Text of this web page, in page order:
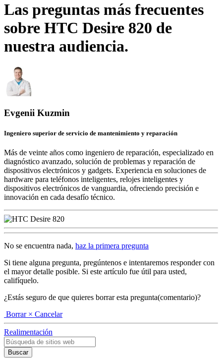
Las preguntas más frecuentes
sobre HTC Desire 820 de
nuestra audiencia.
Evgenii Kuzmin
Ingeniero superior de servicio de mantenimiento y reparación
Más de veinte años como ingeniero de reparación, especializado en
diagnóstico avanzado, solución de problemas y reparación de
dispositivos electrónicos y gadgets. Experiencia en soluciones de
hardware para teléfonos inteligentes, relojes inteligentes y
dispositivos electrónicos de vanguardia, ofreciendo precisión e
innovación en cada desafío técnico.
No se encuentra nada, haz la primera pregunta
Si tiene alguna pregunta, pregúntenos e intentaremos responder con
el mayor detalle posible. Si este artículo fue útil para usted,
califíquelo.
¿Estás seguro de que quieres borrar esta pregunta(comentario)?
Borrar × Cancelar
Realimentación